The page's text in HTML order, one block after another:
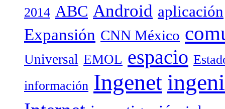
2014 ABC Android aplicación
Expansión CNN México
Universal EMOL espacio
información Ingenet